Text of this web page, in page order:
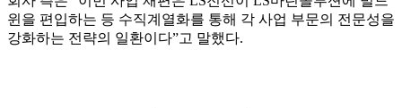
윈을 편입하는 등 수직계열화를 통해 각 사업 부문의 전문성을
강화하는 전략의 일환이다”고 말했다.